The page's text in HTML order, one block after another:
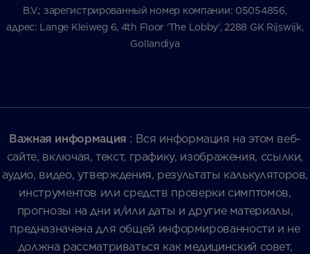
B.V.; зарегистрированный номер компании: 05054856,
адрес: Lange Kleiweg 6, 4th Floor ‘The Lobby’, 2288 GK Rijswijk,
Gollandiya
Важная информация : Вся информация на этом веб-
сайте, включая, текст, графику, изображения, ссылки,
аудио, видео, утверждения, результаты калькуляторов,
инструментов или средств проверки симптомов,
прогнозы на дни и/или даты и другие материалы,
предназначена для общей информированности и не
должна рассматриваться как медицинский совет,